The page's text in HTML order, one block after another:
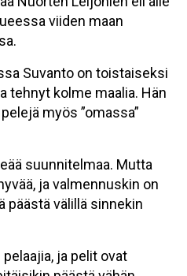
viiden maan
Suvanto on toistaiseksi
tehnyt kolme maalia. Hän
myös ”omassa”
suunnitelmaa. Mutta
ja valmennuskin on
päästä välillä sinnekin
ja pelit ovat